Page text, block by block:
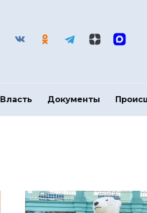
Власть Документы